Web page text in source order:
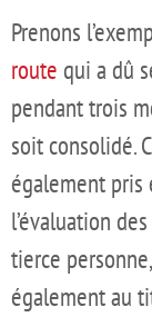
Prenons
route qui a dû
pendant trois
soit consolidé.
également pris
l’évaluation
tierce
également au